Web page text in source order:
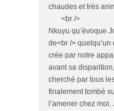
chaudes et très
<br />
Nkuyu qu’évoque
de<br />
crée par notre
avant sa
cherché par tous
finalement tombé
l’amener chez